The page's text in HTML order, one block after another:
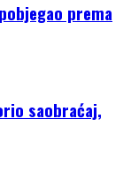
prema
saobraćaj,